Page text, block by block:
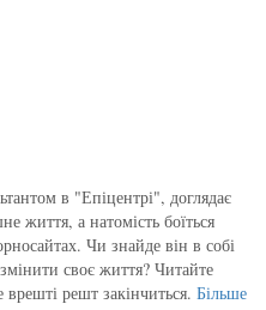
в "Епіцентрі", доглядає
життя, а натомість боїться
Чи знайде він в собі
своє життя? Читайте
решт закінчиться. Більше